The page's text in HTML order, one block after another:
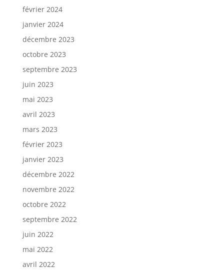
février 2024
janvier 2024
décembre 2023
octobre 2023
septembre 2023
juin 2023
mai 2023
avril 2023
mars 2023
février 2023
janvier 2023
décembre 2022
novembre 2022
octobre 2022
septembre 2022
juin 2022
mai 2022
avril 2022